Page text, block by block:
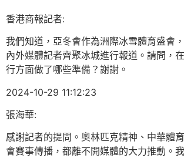
香港商報記者:
我們知道，亞冬會作為洲際冰雪體育盛會
內外媒體記者齊聚冰城進行報道。請問，
行方面做了哪些準備？謝謝。
2024-10-29 11:12:23
張海華:
感謝記者的提問。奧林匹克精神、中華體
會賽事傳播，都離不開媒體的大力推動。